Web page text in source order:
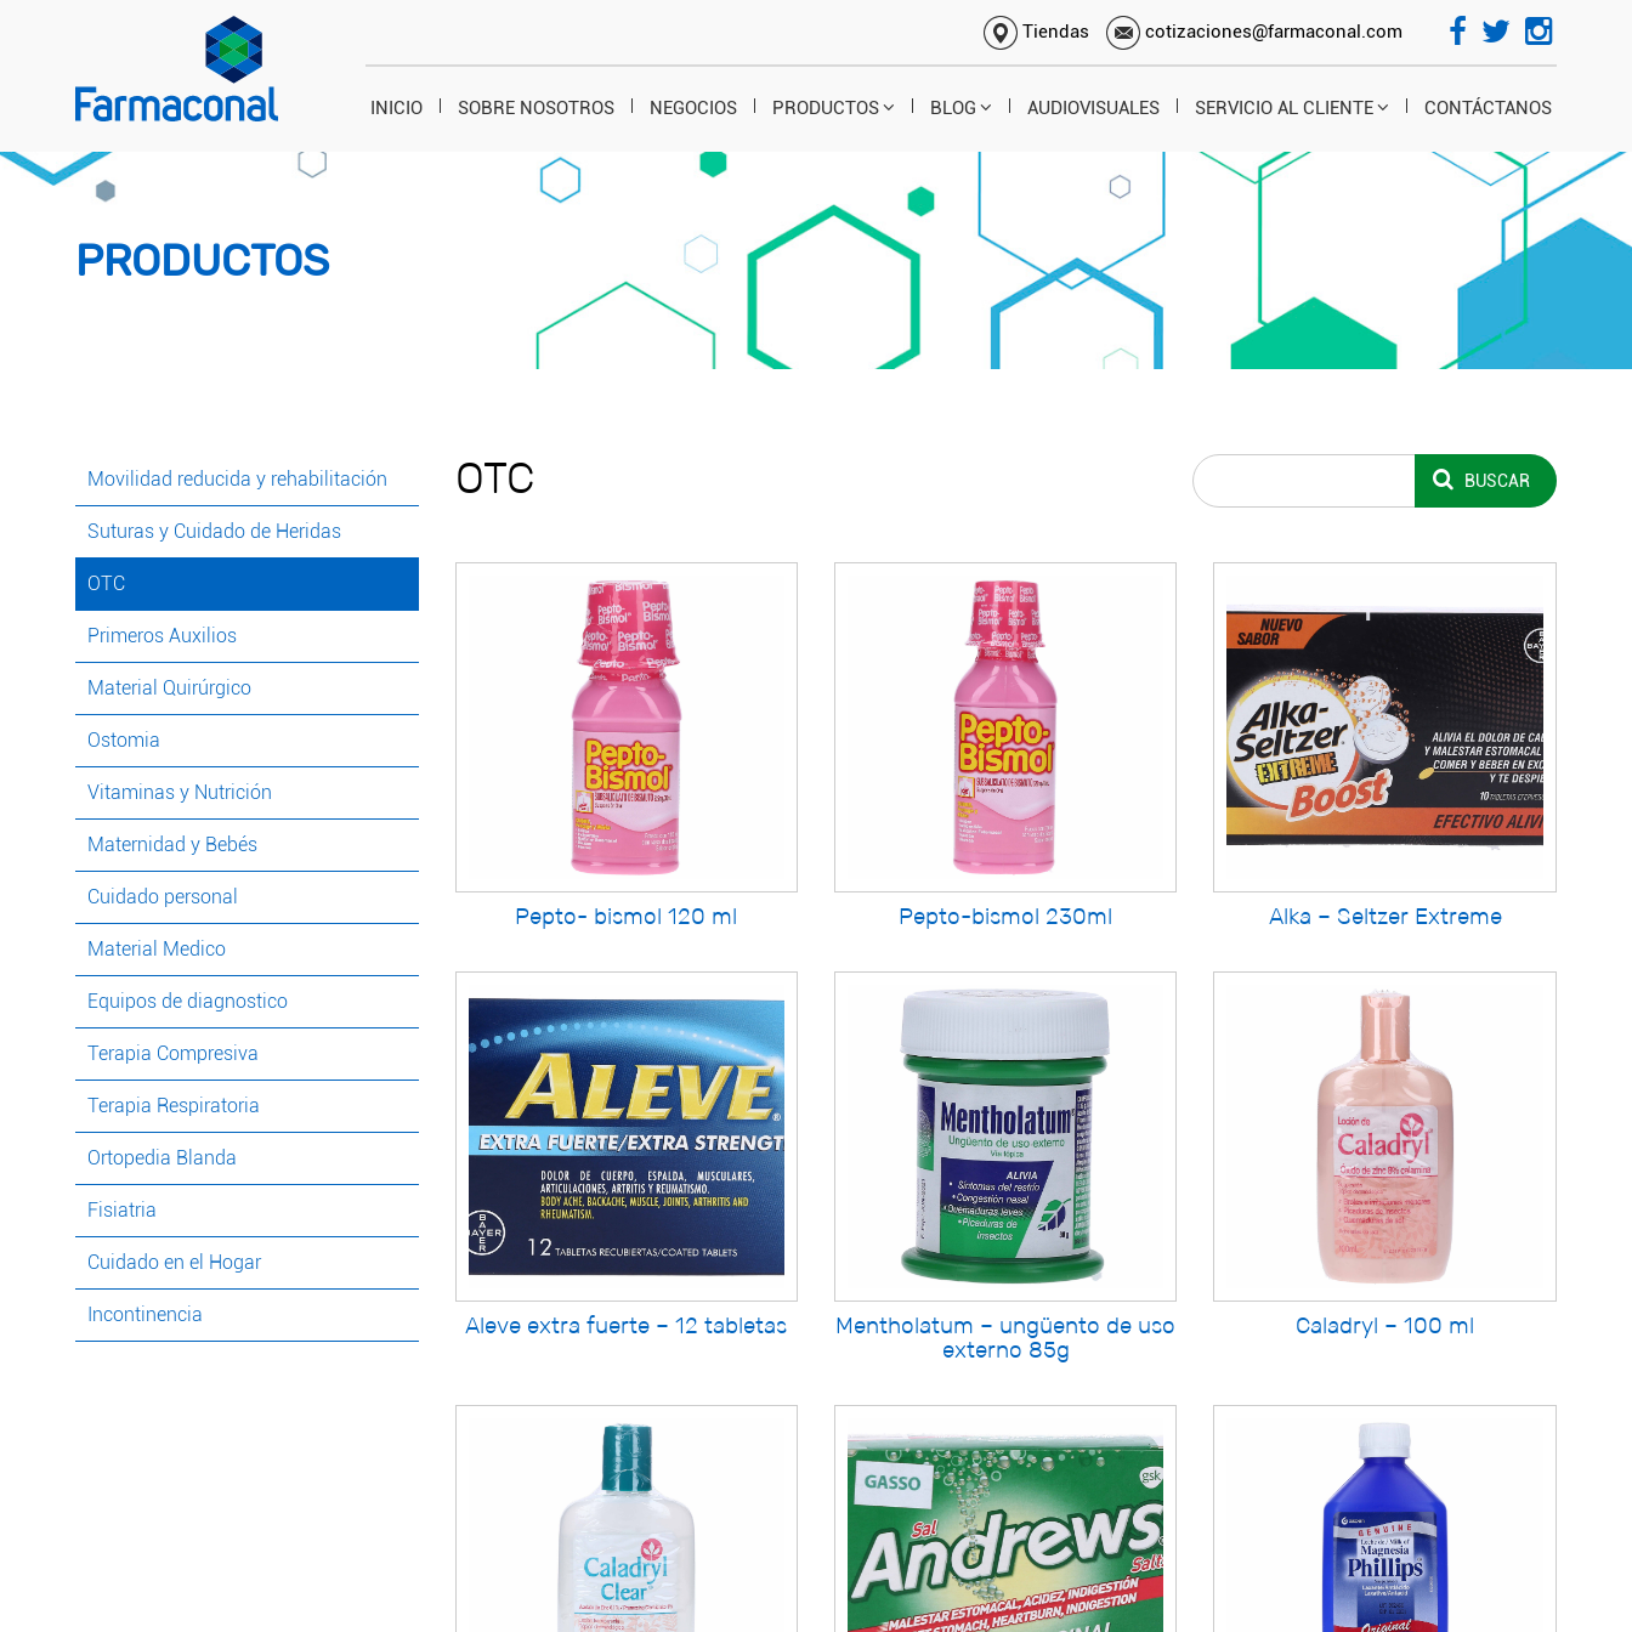
Tiendas cotizaciones@farmaconal.com
INICIO SOBRE NOSOTROS NEGOCIOS PRODUCTOS BLOG AUDIOVISUALES SERVICIO AL CLIENTE CONTÁCTANOS
PRODUCTOS
Movilidad reducida y rehabilitación
Suturas y Cuidado de Heridas
OTC
Primeros Auxilios
Material Quirúrgico
Ostomia
Vitaminas y Nutrición
Maternidad y Bebés
Cuidado personal
Material Medico
Equipos de diagnostico
Terapia Compresiva
Terapia Respiratoria
Ortopedia Blanda
Fisiatria
Cuidado en el Hogar
Incontinencia
OTC BUSCAR
Pepto- bismol 120 ml Pepto-bismol 230ml Alka – Seltzer Extreme
Aleve extra fuerte – 12 tabletas
Mentholatum – ungüento de uso
externo 85g
Caladryl – 100 ml